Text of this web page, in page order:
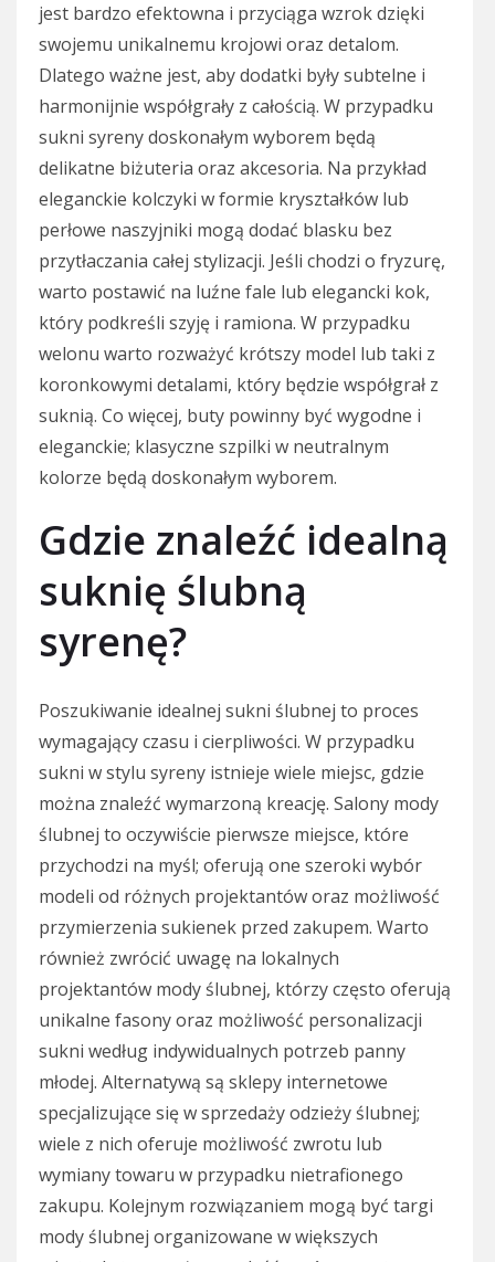
jest bardzo efektowna i przyciąga wzrok dzięki
swojemu unikalnemu krojowi oraz detalom.
Dlatego ważne jest, aby dodatki były subtelne i
harmonijnie współgrały z całością. W przypadku
sukni syreny doskonałym wyborem będą
delikatne biżuteria oraz akcesoria. Na przykład
eleganckie kolczyki w formie kryształków lub
perłowe naszyjniki mogą dodać blasku bez
przytłaczania całej stylizacji. Jeśli chodzi o fryzurę,
warto postawić na luźne fale lub elegancki kok,
który podkreśli szyję i ramiona. W przypadku
welonu warto rozważyć krótszy model lub taki z
koronkowymi detalami, który będzie współgrał z
suknią. Co więcej, buty powinny być wygodne i
eleganckie; klasyczne szpilki w neutralnym
kolorze będą doskonałym wyborem.
Gdzie znaleźć idealną
suknię ślubną
syrenę?
Poszukiwanie idealnej sukni ślubnej to proces
wymagający czasu i cierpliwości. W przypadku
sukni w stylu syreny istnieje wiele miejsc, gdzie
można znaleźć wymarzoną kreację. Salony mody
ślubnej to oczywiście pierwsze miejsce, które
przychodzi na myśl; oferują one szeroki wybór
modeli od różnych projektantów oraz możliwość
przymierzenia sukienek przed zakupem. Warto
również zwrócić uwagę na lokalnych
projektantów mody ślubnej, którzy często oferują
unikalne fasony oraz możliwość personalizacji
sukni według indywidualnych potrzeb panny
młodej. Alternatywą są sklepy internetowe
specjalizujące się w sprzedaży odzieży ślubnej;
wiele z nich oferuje możliwość zwrotu lub
wymiany towaru w przypadku nietrafionego
zakupu. Kolejnym rozwiązaniem mogą być targi
mody ślubnej organizowane w większych